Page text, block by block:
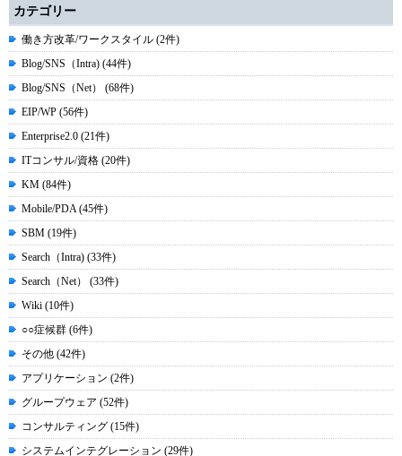
カテゴリー
働き方改革/ワークスタイル (2件)
Blog/SNS（Intra) (44件)
Blog/SNS（Net） (68件)
EIP/WP (56件)
Enterprise2.0 (21件)
ITコンサル/資格 (20件)
KM (84件)
Mobile/PDA (45件)
SBM (19件)
Search（Intra) (33件)
Search（Net） (33件)
Wiki (10件)
○○症候群 (6件)
その他 (42件)
アプリケーション (2件)
グループウェア (52件)
コンサルティング (15件)
システムインテグレーション (29件)